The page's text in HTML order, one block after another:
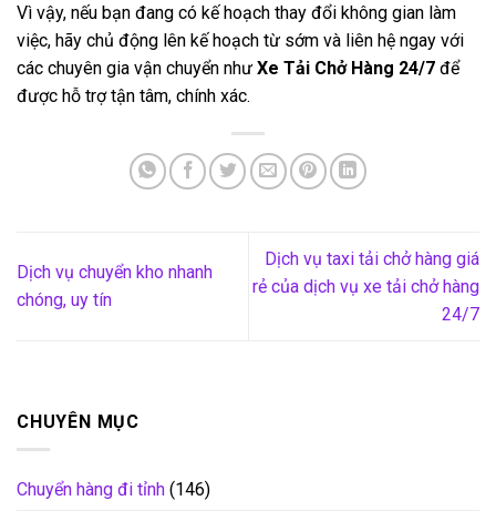
Vì vậy, nếu bạn đang có kế hoạch thay đổi không gian làm
việc, hãy chủ động lên kế hoạch từ sớm và liên hệ ngay với
các chuyên gia vận chuyển như Xe Tải Chở Hàng 24/7 để
được hỗ trợ tận tâm, chính xác.
Dịch vụ chuyển kho nhanh
chóng, uy tín
Dịch vụ taxi tải chở hàng giá
rẻ của dịch vụ xe tải chở hàng
24/7
CHUYÊN MỤC
Chuyển hàng đi tỉnh (146)